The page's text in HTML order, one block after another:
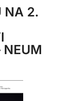
NA 2.
NEUM